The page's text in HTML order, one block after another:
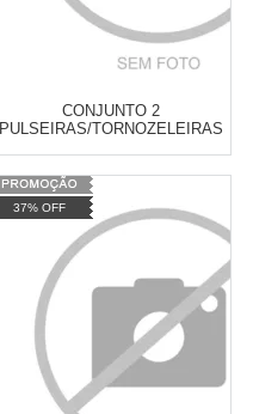
CONJUNTO 2
PULSEIRAS/TORNOZELEIRAS
Varejo:
Atacado: R$ 2.550,90 (Apenas
Revendedor)
10
Cat:
COMPRAR
37% OFF